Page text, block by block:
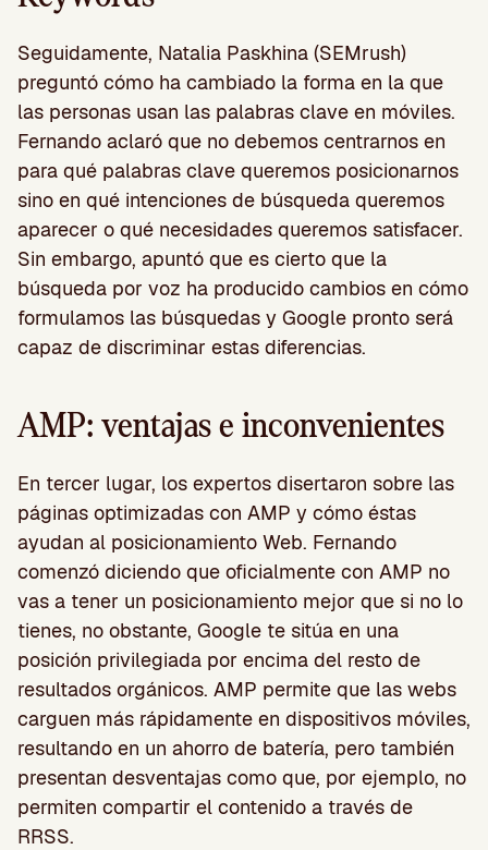
Seguidamente, Natalia Paskhina (SEMrush)
preguntó cómo ha cambiado la forma en la que
las personas usan las palabras clave en móviles.
Fernando aclaró que no debemos centrarnos en
para qué palabras clave queremos posicionarnos
sino en qué intenciones de búsqueda queremos
aparecer o qué necesidades queremos satisfacer.
Sin embargo, apuntó que es cierto que la
búsqueda por voz ha producido cambios en cómo
formulamos las búsquedas y Google pronto será
capaz de discriminar estas diferencias.
AMP: ventajas e inconvenientes
En tercer lugar, los expertos disertaron sobre las
páginas optimizadas con AMP y cómo éstas
ayudan al posicionamiento Web. Fernando
comenzó diciendo que oficialmente con AMP no
vas a tener un posicionamiento mejor que si no lo
tienes, no obstante, Google te sitúa en una
posición privilegiada por encima del resto de
resultados orgánicos. AMP permite que las webs
carguen más rápidamente en dispositivos móviles,
resultando en un ahorro de batería, pero también
presentan desventajas como que, por ejemplo, no
permiten compartir el contenido a través de
RRSS.